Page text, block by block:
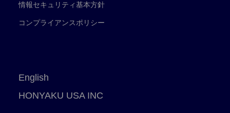
情報セキュリティ基本方針
コンプライアンスポリシー
English
HONYAKU USA INC